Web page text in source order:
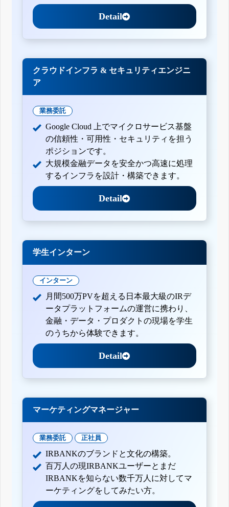
Detail
クラウドインフラ & セキュリティエンジニ
ア
業務委託
Google Cloud 上でマイクロサービス基盤
の信頼性・可用性・セキュリティを担う
ポジションです。
大規模金融データを安全かつ高速に処理
するインフラを設計・構築できます。
Detail
学生インターン
インターン
月間500万PVを超える日本最大級のIRデ
ータプラットフォームの運営に携わり、
金融・データ・プロダクトの現場を学生
のうちから体験できます。
Detail
マーケティングマネージャー
業務委託 正社員
IRBANKのブランドと文化の構築。
百万人の現IRBANKユーザーとまだ
IRBANKを知らない数千万人に対してマ
ーケティングをしてみたい方。